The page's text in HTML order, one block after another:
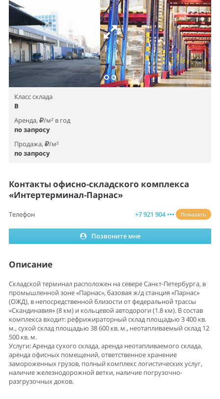
Класс склада
B
Аренда,
/м² в год
по запросу
Продажа,
/м²
по запросу
Контакты офисно-складского комплекса
«Интертерминал-Парнас»
Телефон +7 921 904 ••• Показать
Позвоните мне
Описание
Складской терминал расположен на севере Санкт-Петербурга, в
промышленной зоне «Парнас», базовая ж/д станция «Парнас»
(ОЖД), в непосредственной близости от федеральной трассы
«Скандинавия» (8 км) и кольцевой автодороги (1.8 км). В состав
комплекса входит: рефрижираторный склад площадью 3 400 кв.
м., сухой склад площадью 38 600 кв. м., неотапливаемый склад 12
500 кв. м.
Услуги: Аренда сухого склада, аренда неотапливаемого склада,
аренда офисных помещений, ответственное хранение
замороженных грузов, полный комплекс логистических услуг,
наличие железнодорожной ветки, наличие погрузочно-
разгрузочных доков.